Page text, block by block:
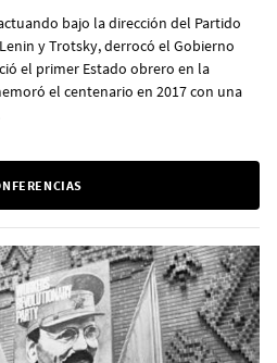
bajo la dirección del Partido
y Trotsky, derrocó el Gobierno
el primer Estado obrero en la
el centenario en 2017 con una